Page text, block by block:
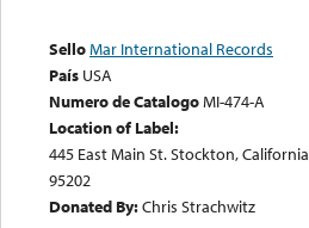
SelloMar International Records
País USA
Numero de CatalogoMI-474-A
Location of Label:
445 East Main St. Stockton, California
95202
Donated By:Chris Strachwitz